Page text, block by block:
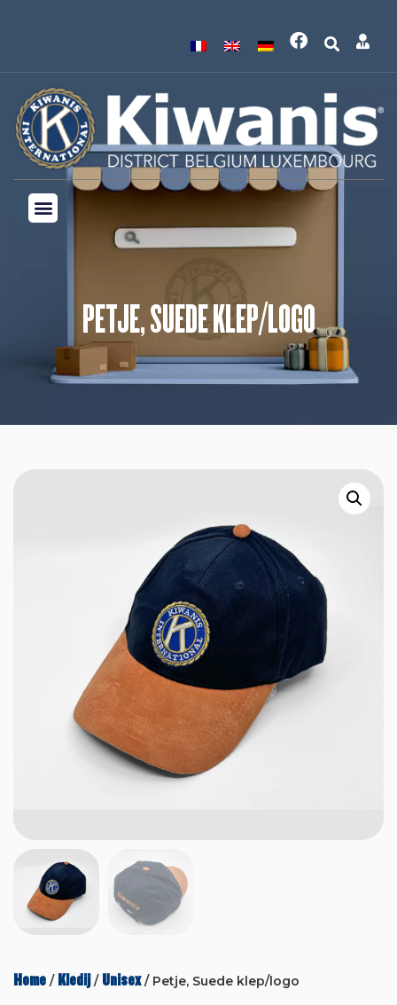
PETJE, SUEDE KLEP/LOGO
Home / Kledij / Unisex/ Petje, Suede klep/logo